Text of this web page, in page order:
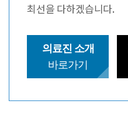
최선을 다하겠습니다.
의료진 소개
바로가기